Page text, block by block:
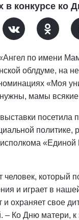
в конкурсе ко
по имени
облдуме, на
«Моя
мамы
посетила
политике,
«Единой
человек, который
и играет в
и охраняет свое
– Ко Дню матери, к